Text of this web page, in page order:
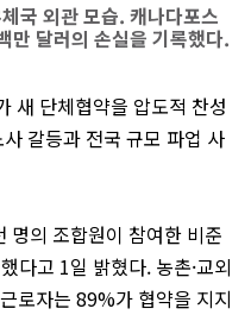
국 외관 모습. 캐나다포스
만 달러의 손실을 기록했다.
새 단체협약을 압도적 찬성
갈등과 전국 규모 파업 사
명의 조합원이 참여한 비준
다고 1일 밝혔다. 농촌·교외
로자는 89%가 협약을 지지